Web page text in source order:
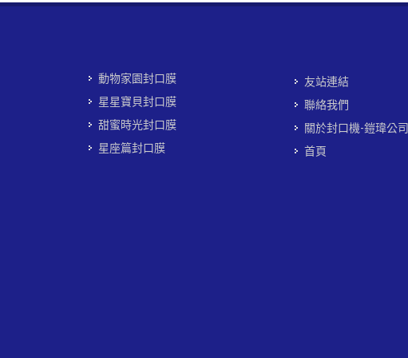
動物家園封口膜
星星寶貝封口膜
甜蜜時光封口膜
星座篇封口膜
友站連結
聯絡我們
關於封口機-鎧瑋公司
首頁